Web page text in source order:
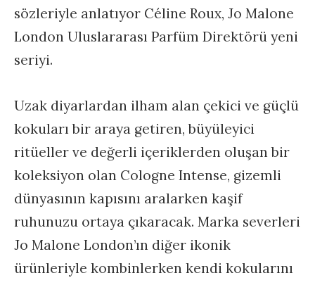
sözleriyle anlatıyor Céline Roux, Jo Malone
London Uluslararası Parfüm Direktörü yeni
seriyi.
Uzak diyarlardan ilham alan çekici ve güçlü
kokuları bir araya getiren, büyüleyici
ritüeller ve değerli içeriklerden oluşan bir
koleksiyon olan Cologne Intense, gizemli
dünyasının kapısını aralarken kaşif
ruhunuzu ortaya çıkaracak. Marka severleri
Jo Malone London’ın diğer ikonik
ürünleriyle kombinlerken kendi kokularını